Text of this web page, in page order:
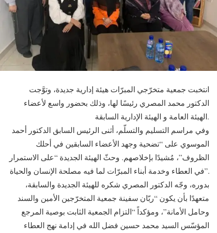
انتخبت جمعية متخرّجي المبرّات هيئة إدارية جديدة، وتوَّجت
الدكتور محمد المصري رئيسًا لها، وذلك بحضور واسع لأعضاء
الهيئة العامة و الهيئة الإدارية السابقة.
​وفي مراسم التسليم والتسلّم، أثنى الرئيس السابق الدكتور أحمد
الموسوي على “تضحية وجهد الأعضاء السابقين في أحلك
الظروف”، مُشيدًا بإخلاصهم. وحثّ الهيئة الجديدة “على الاستمرار
في العطاء وخدمة أبناء المبرّات لما فيه مصلحة الإنسان والحياة”.
​بدوره، وجّه الدكتور المصري شكره للهيئة الجديدة والسابقة،
متعهدًا بأن يكون “ربّان سفينة جمعية المتخرّجين الأمين والسند
وحامل الأمانة”، ومؤكداً “التزام الجمعية الثابت بوصية المرجع
المؤسّس السيد محمد حسين فضل الله في إدامة نهج العطاء